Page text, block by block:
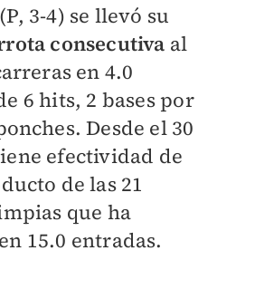
(P, 3-4) se llevó su
consecutiva al
en 4.0
6 hits, 2 bases por
Desde el 30
efectividad de
de las 21
que ha
15.0 entradas.